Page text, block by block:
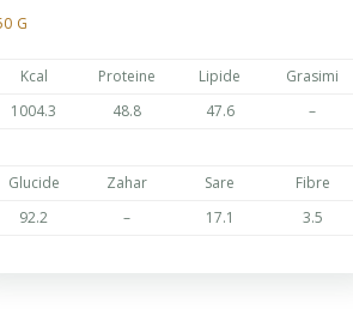
G
Kcal Proteine Lipide
Grasimi
1004.3
48.8 47.6 –
Glucide Zahar Sare
Fibre
92.2
– 17.1 3.5